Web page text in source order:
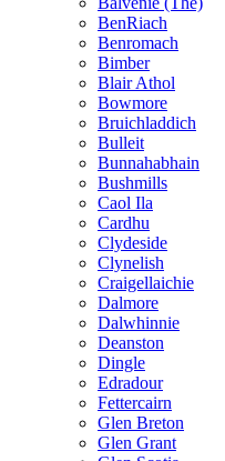
BenRiach
Benromach
Bimber
Blair Athol
Bowmore
Bruichladdich
Bulleit
Bunnahabhain
Bushmills
Caol Ila
Cardhu
Clydeside
Clynelish
Craigellaichie
Dalmore
Dalwhinnie
Deanston
Dingle
Edradour
Fettercairn
Glen Breton
Glen Grant